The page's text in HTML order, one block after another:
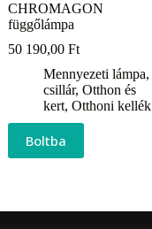
CHROMAGON
függőlámpa
50 190,00Ft
Mennyezeti lámpa,
csillár,Otthon és
kert,Otthoni kellék
Boltba